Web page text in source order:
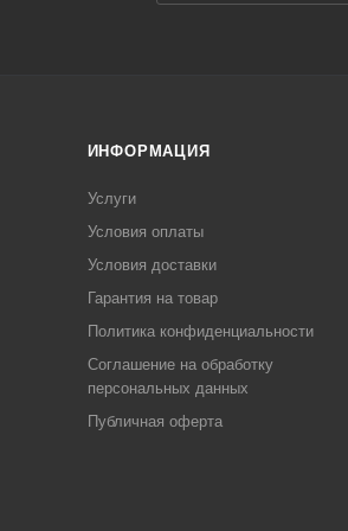
ИНФОРМАЦИЯ
Услуги
Условия оплаты
Условия доставки
Гарантия на товар
Политика конфиденциальности
Соглашение на обработку
персональных данных
Публичная оферта